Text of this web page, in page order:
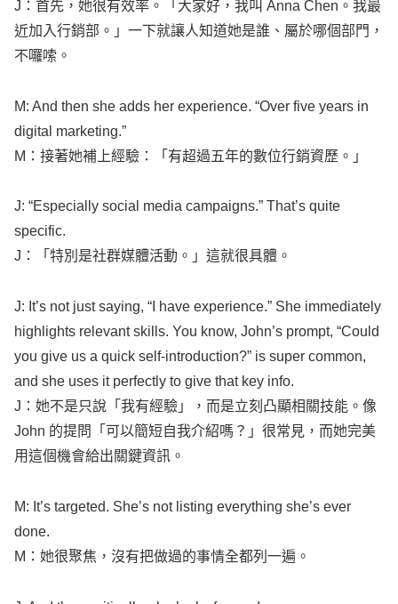
J：首先，她很有效率。「大家好，我叫 Anna Chen 。我最
近加入行銷部。」一下就讓人知道她是誰、屬於哪個部門，
不囉嗦。
M: And then she adds her experience. “Over five years in
digital marketing.”
M：接著她補上經驗：「有超過五年的數位行銷資歷。」
J: “Especially social media campaigns.” That’s quite
specific.
J：「特別是社群媒體活動。」這就很具體。
J: It’s not justsaying, “I have experience.” She immediately
highlights relevant skills. You know, John’s prompt, “Could
you give us a quick self-introduction?” is super common,
and she uses it perfectly to give that key info.
J：她不是只說「我有經驗」，而是立刻凸顯相關技能。像
John 的提問「可以簡短自我介紹嗎？」很常見，而她完美
用這個機會給出關鍵資訊。
M: It’s targeted. She’s not listing everything she’s ever
done.
M：她很聚焦，沒有把做過的事情全都列一遍。